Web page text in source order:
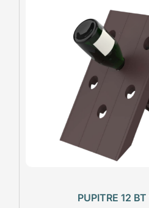
PUPITRE 12 BT